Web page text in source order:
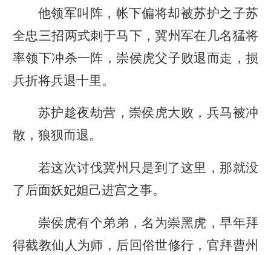
他领军叫阵，帐下偏将却被苏护之子苏
全忠三招两式刺于马下，冀州军在几名猛将
率领下冲杀一阵，崇侯虎父子败退而走，损
兵折将兵退十里。
苏护趁夜劫营，崇侯虎大败，兵马被冲
散，狼狈而退。
若这次讨伐冀州只是到了这里，那就没
了后面妖妃妲己进宫之事。
崇侯虎有个弟弟，名为崇黑虎，早年拜
得截教仙人为师，后回俗世修行，官拜曹州